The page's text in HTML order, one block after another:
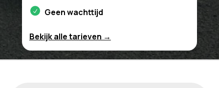
Geen wachttijd
Bekijk alle tarieven →